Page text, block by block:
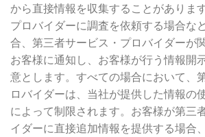
から直接情報を収集することがありま
プロバイダーに調査を依頼する場合な
合、第三者サービス・プロバイダーが
お客様に通知し、お客様が行う情報開
意とします。すべての場合において、
ロバイダーは、当社が提供した情報の
によって制限されます。お客様が第三
イダーに直接追加情報を提供する場合